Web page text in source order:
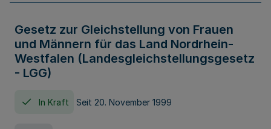
Gesetz zur Gleichstellung von Frauen
und Männern für das Land Nordrhein-
Westfalen (Landesgleichstellungsgesetz
- LGG)
In Kraft Seit 20. November 1999